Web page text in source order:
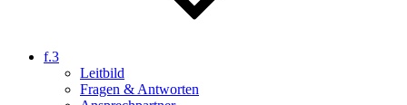
f.3
Leitbild
Fragen & Antworten